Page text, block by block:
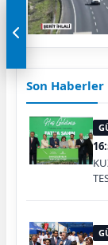
Son Haberler